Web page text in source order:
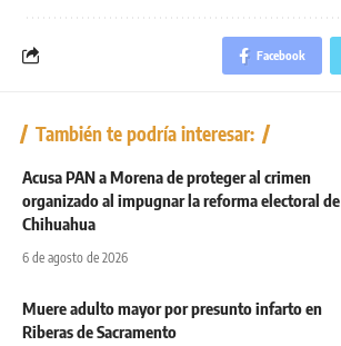
Facebook
También te podría interesar:
Acusa PAN a Morena de proteger al crimen
organizado al impugnar la reforma electoral de
Chihuahua
6 de agosto de 2026
Muere adulto mayor por presunto infarto en
Riberas de Sacramento